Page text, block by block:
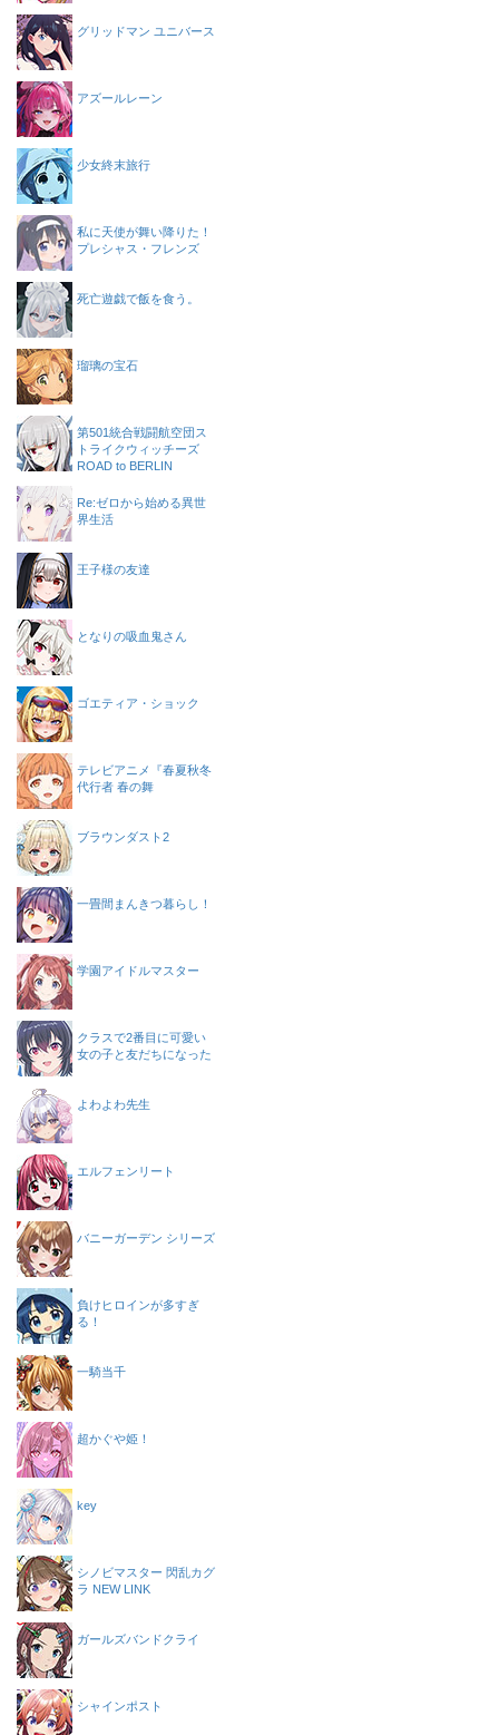
グリッドマン ユニバース
アズールレーン
少女終末旅行
私に天使が舞い降りた！
プレシャス・フレンズ
死亡遊戯で飯を食う。
瑠璃の宝石
第501統合戦闘航空団ス
トライクウィッチーズ
ROAD to BERLIN
Re:ゼロから始める異世
界生活
王子様の友達
となりの吸血鬼さん
ゴエティア・ショック
テレビアニメ『春夏秋冬
代行者 春の舞
ブラウンダスト2
一畳間まんきつ暮らし！
学園アイドルマスター
クラスで2番目に可愛い
女の子と友だちになった
よわよわ先生
エルフェンリート
バニーガーデン シリーズ
負けヒロインが多すぎ
る！
一騎当千
超かぐや姫！
key
シノビマスター 閃乱カグ
ラ NEW LINK
ガールズバンドクライ
シャインポスト